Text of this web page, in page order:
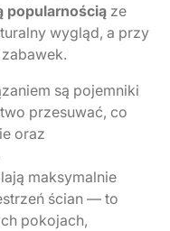
popularnością ze
wygląd, a przy
są pojemniki
przesuwać, co
oraz
maksymalnie
ścian — to
pokojach,